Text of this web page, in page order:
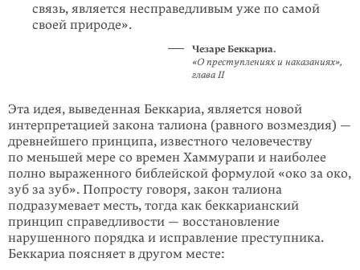
связь, является несправедливым уже по самой
своей природе».
Чезаре Беккариа.
«О преступлениях и наказаниях»,
глава II
Эта идея, выведенная Беккариа, является новой
интерпретацией закона талиона (равного возмездия) —
древнейшего принципа, известного человечеству
по меньшей мере со времен Хаммурапи и наиболее
полно выраженного библейской формулой «око за око,
зуб за зуб». Попросту говоря, закон талиона
подразумевает месть, тогда как беккарианский
принцип справедливости — восстановление
нарушенного порядка и исправление преступника.
Беккариа поясняет в другом месте: